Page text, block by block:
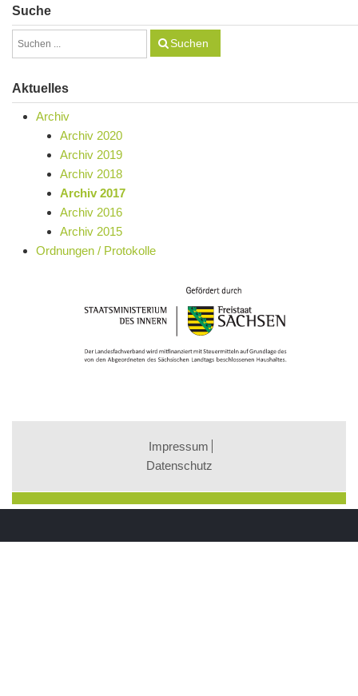
Suche
Suchen
Aktuelles
Archiv
Archiv 2020
Archiv 2019
Archiv 2018
Archiv 2017
Archiv 2016
Archiv 2015
Ordnungen / Protokolle
Impressum
Datenschutz